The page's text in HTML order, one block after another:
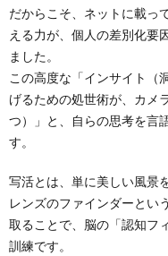
だからこそ、ネットに載っ
える力が、個人の差別化要
ました。
この高度な「インサイト（
げるための処世術が、カメ
つ）」と、自らの思考を言
す。
写活とは、単に美しい風景
レンズのファインダーとい
取ることで、脳の「認知フ
訓練です。